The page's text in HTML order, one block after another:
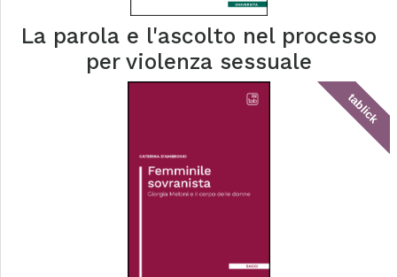
La parola e l'ascolto nel processo
per violenza sessuale
tablick